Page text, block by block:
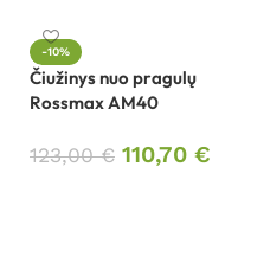
-10%
Čiužinys nuo pragulų
Rossmax AM40
123,00€ 110,70 €